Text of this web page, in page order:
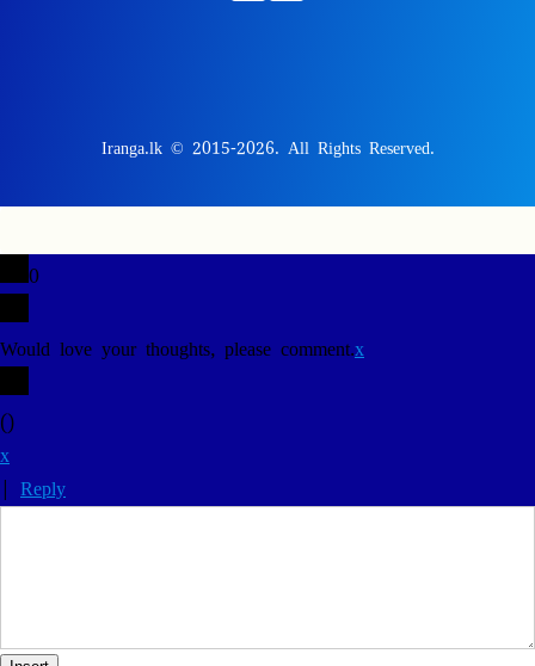
Iranga.lk © 2015-2026. All Rights Reserved.
0
Would love your thoughts, please comment.x
()
x
| Reply